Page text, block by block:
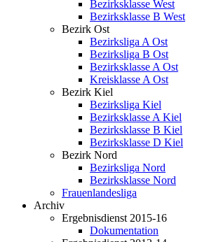
Bezirksklasse West
Bezirksklasse B West
Bezirk Ost
Bezirksliga A Ost
Bezirksliga B Ost
Bezirksklasse A Ost
Kreisklasse A Ost
Bezirk Kiel
Bezirksliga Kiel
Bezirksklasse A Kiel
Bezirksklasse B Kiel
Bezirksklasse D Kiel
Bezirk Nord
Bezirksliga Nord
Bezirksklasse Nord
Frauenlandesliga
Archiv
Ergebnisdienst 2015-16
Dokumentation